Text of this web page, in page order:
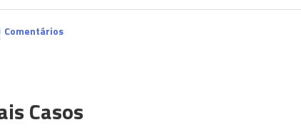
Comentários
Casos